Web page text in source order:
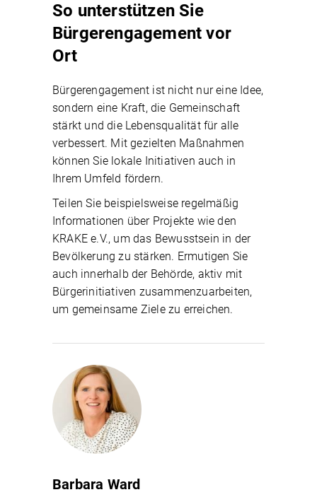
So unterstützen Sie
Bürgerengagement vor
Ort
Bürgerengagement ist nicht nur eine Idee,
sondern eine Kraft, die Gemeinschaft
stärkt und die Lebensqualität für alle
verbessert. Mit gezielten Maßnahmen
können Sie lokale Initiativen auch in
Ihrem Umfeld fördern.
Teilen Sie beispielsweise regelmäßig
Informationen über Projekte wie den
KRAKE e.V., um das Bewusstsein in der
Bevölkerung zu stärken. Ermutigen Sie
auch innerhalb der Behörde, aktiv mit
Bürgerinitiativen zusammenzuarbeiten,
um gemeinsame Ziele zu erreichen.
Barbara Ward